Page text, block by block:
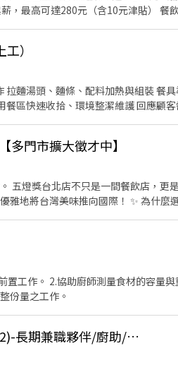
津貼） 餐飲外場： ．負責為顧客帶位、安排座位、
量食材的容量與重量。
）
◎請赴約面試者，攜帶履歷供主管當場審
門市擴大徵才中】
進
什麼選擇我們？ ​新店盛大開幕： 除了深耕已
培訓，新手也歡
分站式餐點製作（接龍式流暢作業）
登場！ ​早班：
- 17:00 ​晚間
訓練員最高可達 240元/小時！ ​安心
體保險、不定期員工聚餐。 ​📩 加入我們 ​如果你對環
！
置工作。 2.協助廚師測量食材的容量
份量之工作。
[日商 丸亀製麵] CITY LINK松山店(052)-長期兼職夥伴/廚助/工讀